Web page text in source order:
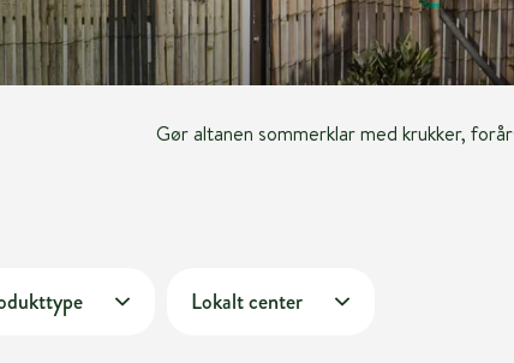
Gør altanen sommerklar med krukker,
Lokalt center